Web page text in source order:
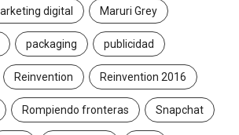
digital Maruri Grey
packaging publicidad
Reinvention Reinvention 2016
Rompiendo fronteras Snapchat